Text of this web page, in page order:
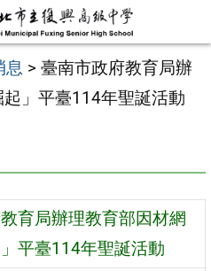
息 > 臺南市政府教育局辦
」平臺114年聖誕活動
育局辦理教育部因材網
」平臺114年聖誕活動